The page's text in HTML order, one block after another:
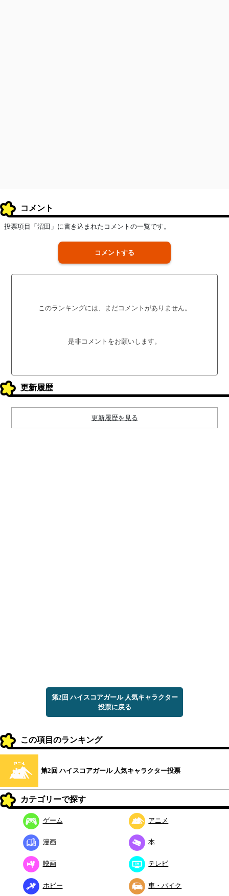
コメント
投票項目「沼田」に書き込まれたコメントの一覧です。
コメントする
このランキングには、まだコメントがありません。
是非コメントをお願いします。
更新履歴
更新履歴を見る
第2回 ハイスコアガール 人気キャラクター
投票に戻る
この項目のランキング
第2回 ハイスコアガール 人気キャラクター投票
カテゴリーで探す
ゲーム アニメ
漫画 本
映画 テレビ
ホビー 車・バイク